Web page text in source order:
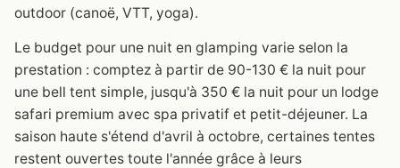
outdoor (canoë, VTT, yoga).
Le budget pour une nuit en glamping varie selon la
prestation : comptez à partir de 90-130 € la nuit pour
une bell tent simple, jusqu'à 350 € la nuit pour un lodge
safari premium avec spa privatif et petit-déjeuner. La
saison haute s'étend d'avril à octobre, certaines tentes
restent ouvertes toute l'année grâce à leurs